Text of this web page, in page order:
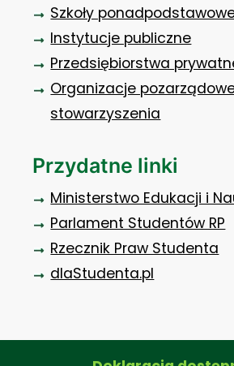
Szkoły
Instytucje publiczne
Przedsiębiorstwa
Organizacje
stowarzyszenia
Przydatne linki
Ministerstwo Edukacji i
Parlament Studentów RP
Rzecznik Praw Studenta
dlaStudenta.pl